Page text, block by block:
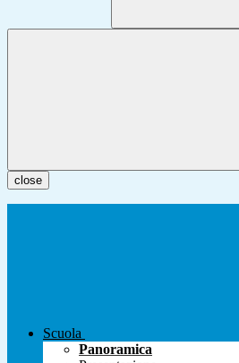
close
Scuola
Panoramica